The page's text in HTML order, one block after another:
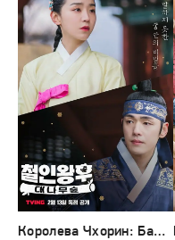
Королева Чхорин: Бамбуковый лес (мини–сериал 2021)